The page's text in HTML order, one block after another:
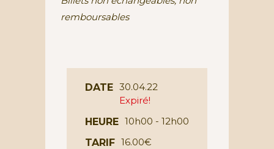
remboursables
DATE 30.04.22
Expiré!
HEURE 10h00 - 12h00
TARIF 16.00€